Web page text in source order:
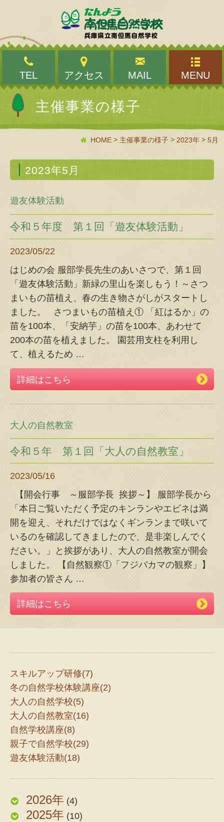
TEL アクセス MAIL MENU
主催事業の様子
HOME> 主催事業の様子> 2023年> 5月
2023年5月
遊友体験活動
令和５年度 第１回「遊友体験活動」
2023/05/22
はじめの会 服部学長先生のあいさつで、第１回
「遊友体験活動」新緑の里山を楽しもう！～さつ
まいもの苗植え、春の生き物さがしがスタートし
ました。 さつまいもの苗植え① 「紅はるか」の
苗を100本、「安納芋」の苗を100本、あわせて
200本の苗を植えました。 園芸用支柱を利用し
て、植えるため …
詳細はこちら
大人の自然教室
令和５年 第１回「大人の自然教室」
2023/05/16
【開会行事 ～服部学長 挨拶～】 服部学長から
「本日ご覧いただく予定のキンランやエビネは満
開を迎え、それだけではなくギンランまで咲いて
いるのを確認してきましたので、是非楽しんでく
ださい。」と挨拶があり、大人の自然教室が開会
しました。 【自然観察①「フジバカマの観察」】
参加者の皆さん …
詳細はこちら
スキルアップ研修(7)
冬の自然学校体験講座(2)
大人の自然学校(5)
大人の自然教室(16)
自然学校講座(8)
親子で自然学校(29)
遊友体験活動(18)
2026年 (4)
2025年 (10)